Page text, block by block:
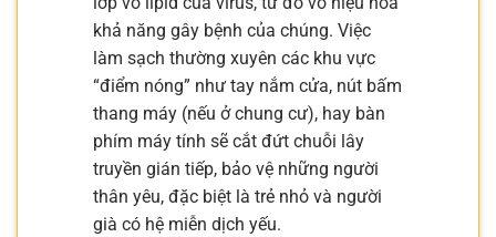
khả năng gây bệnh của chúng. Việc
làm sạch thường xuyên các khu vực
“điểm nóng” như tay nắm cửa, nút bấm
thang máy (nếu ở chung cư), hay bàn
phím máy tính sẽ cắt đứt chuỗi lây
truyền gián tiếp, bảo vệ những người
thân yêu, đặc biệt là trẻ nhỏ và người
già có hệ miễn dịch yếu.